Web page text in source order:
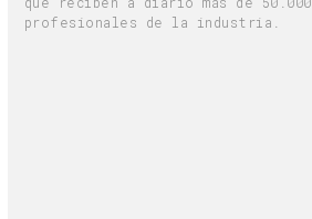
profesionales de la industria.